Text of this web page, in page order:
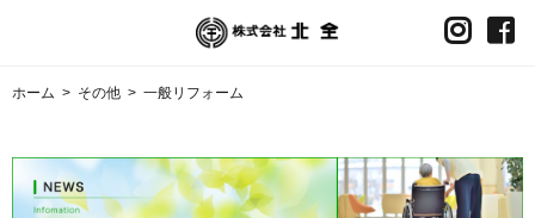
ホーム > その他 > 一般リフォーム